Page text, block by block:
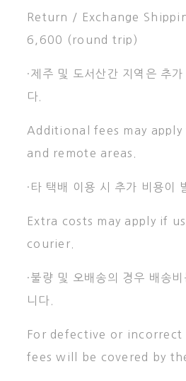
Return / Exchange
6,600 (round trip)
·제주 및 도서산간 지역은 추
다.
Additional fees may apply
and remote areas.
·타 택배 이용 시 추가 비용이
Extra costs may apply if
courier.
·불량 및 오배송의 경우 배송
니다.
For defective or incorrect
fees will be covered by